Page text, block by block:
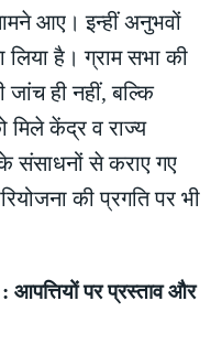
आए। इन्हीं अनुभवों
है। ग्राम सभा की
ही नहीं, बल्कि
मिले केंद्र व राज्य
संसाधनों से कराए गए
की प्रगति पर भी
पर प्रस्ताव और